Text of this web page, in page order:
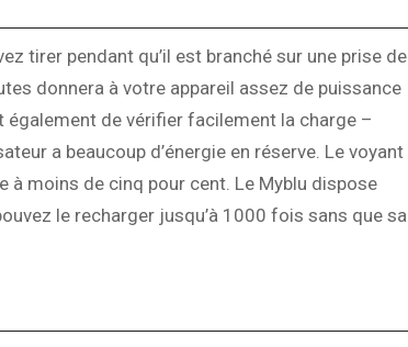
tirer pendant qu’il est branché sur une prise de
donnera à votre appareil assez de puissance
également de vérifier facilement la charge –
a beaucoup d’énergie en réserve. Le voyant
à moins de cinq pour cent. Le Myblu dispose
le recharger jusqu’à 1000 fois sans que sa